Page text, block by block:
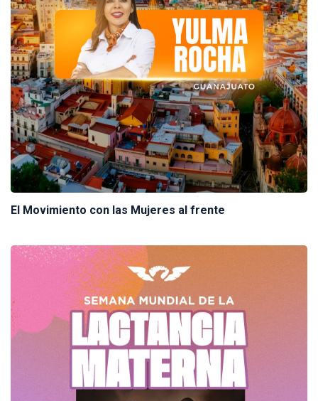
El Movimiento con las Mujeres al frente